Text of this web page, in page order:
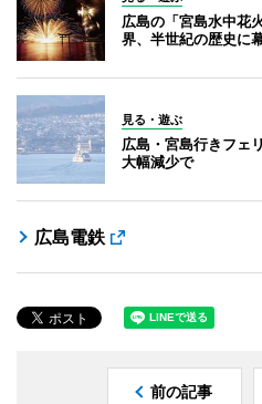
広島の「宮島水中花
界、半世紀の歴史に
見る・遊ぶ
広島・宮島行きフェ
大幅減少で
広島電鉄
前の記事